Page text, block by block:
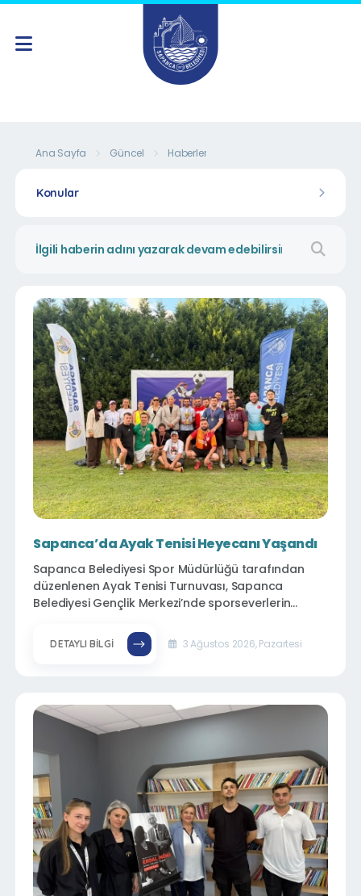
Ana Sayfa Güncel Haberler
Konular
Sapanca’da Ayak Tenisi Heyecanı Yaşandı
Sapanca Belediyesi Spor Müdürlüğü tarafından
düzenlenen Ayak Tenisi Turnuvası, Sapanca
Belediyesi Gençlik Merkezi’nde sporseverlerin
DETAYLI BILGI 3 Ağustos 2026, Pazartesi